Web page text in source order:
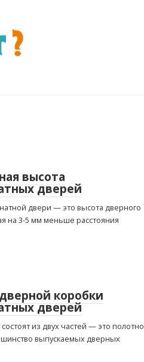
высота
дверей
двери — это высота дверного
на 3-5 мм меньше расстояния
коробки
дверей
из двух частей — это полотно
выпускаемых дверных